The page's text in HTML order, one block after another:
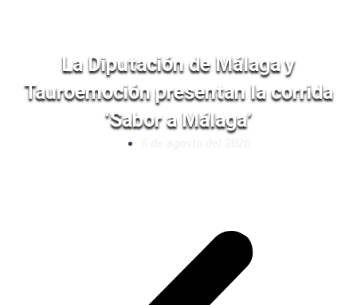
La Diputación de Málaga y
Tauroemoción presentan la corrida
‘Sabor a Málaga’